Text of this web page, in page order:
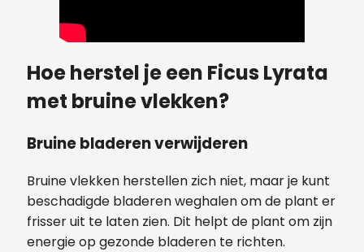
Hoe herstel je een Ficus Lyrata
met bruine vlekken?
Bruine bladeren verwijderen
Bruine vlekken herstellen zich niet, maar je kunt
beschadigde bladeren weghalen om de plant er
frisser uit te laten zien. Dit helpt de plant om zijn
energie op gezonde bladeren te richten.